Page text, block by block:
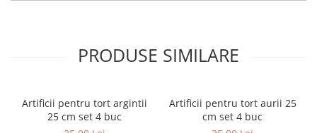
PRODUSE SIMILARE
Artificii pentru tort argintii
25 cm set 4 buc
Artificii pentru tort aurii 25
cm set 4 buc